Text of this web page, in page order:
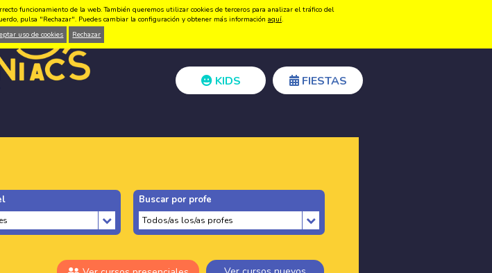
Registrarse Acceder
KIDS FIESTAS
Buscar por profe
funcionamiento de la web. También queremos utilizar cookies de terceros para analizar el tráfico del
pulsa "Rechazar". Puedes cambiar la configuración y obtener más información aquí.
uso de cookies
Rechazar